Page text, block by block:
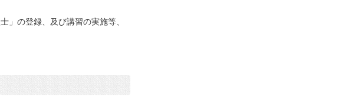
」の登録、及び講習の実施等、